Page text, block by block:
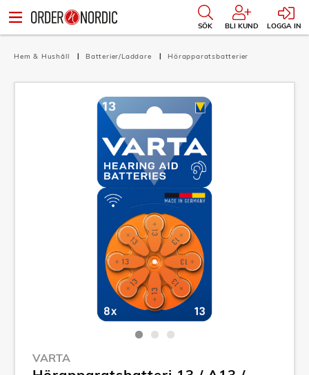
SÖK BLI KUND LOGGA IN
Hem & Hushåll Batterier/Laddare Hörapparatsbatterier
VARTA